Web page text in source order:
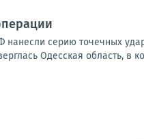
нанесли серию точечных
Одесская область, в